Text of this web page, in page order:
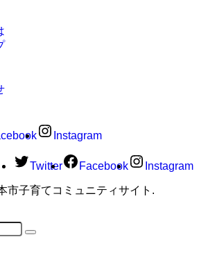
Instagram
Twitter Facebook Instagram
市子育てコミュニティサイト.